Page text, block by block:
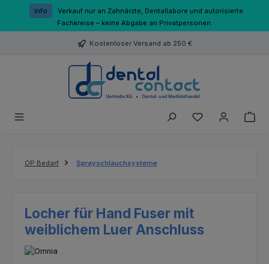
Zum Hauptinhalt springen
Info
Verkauf nur an Zahnärzte, Dentallabore und autorisierte
Fachkreise – keine Abgabe an Privatpersonen.
Kostenloser Versand ab 250 €
Du hast 0
OP Bedarf Sprayschlauchsysteme
Locher für Hand Fuser mit
weiblichem Luer Anschluss